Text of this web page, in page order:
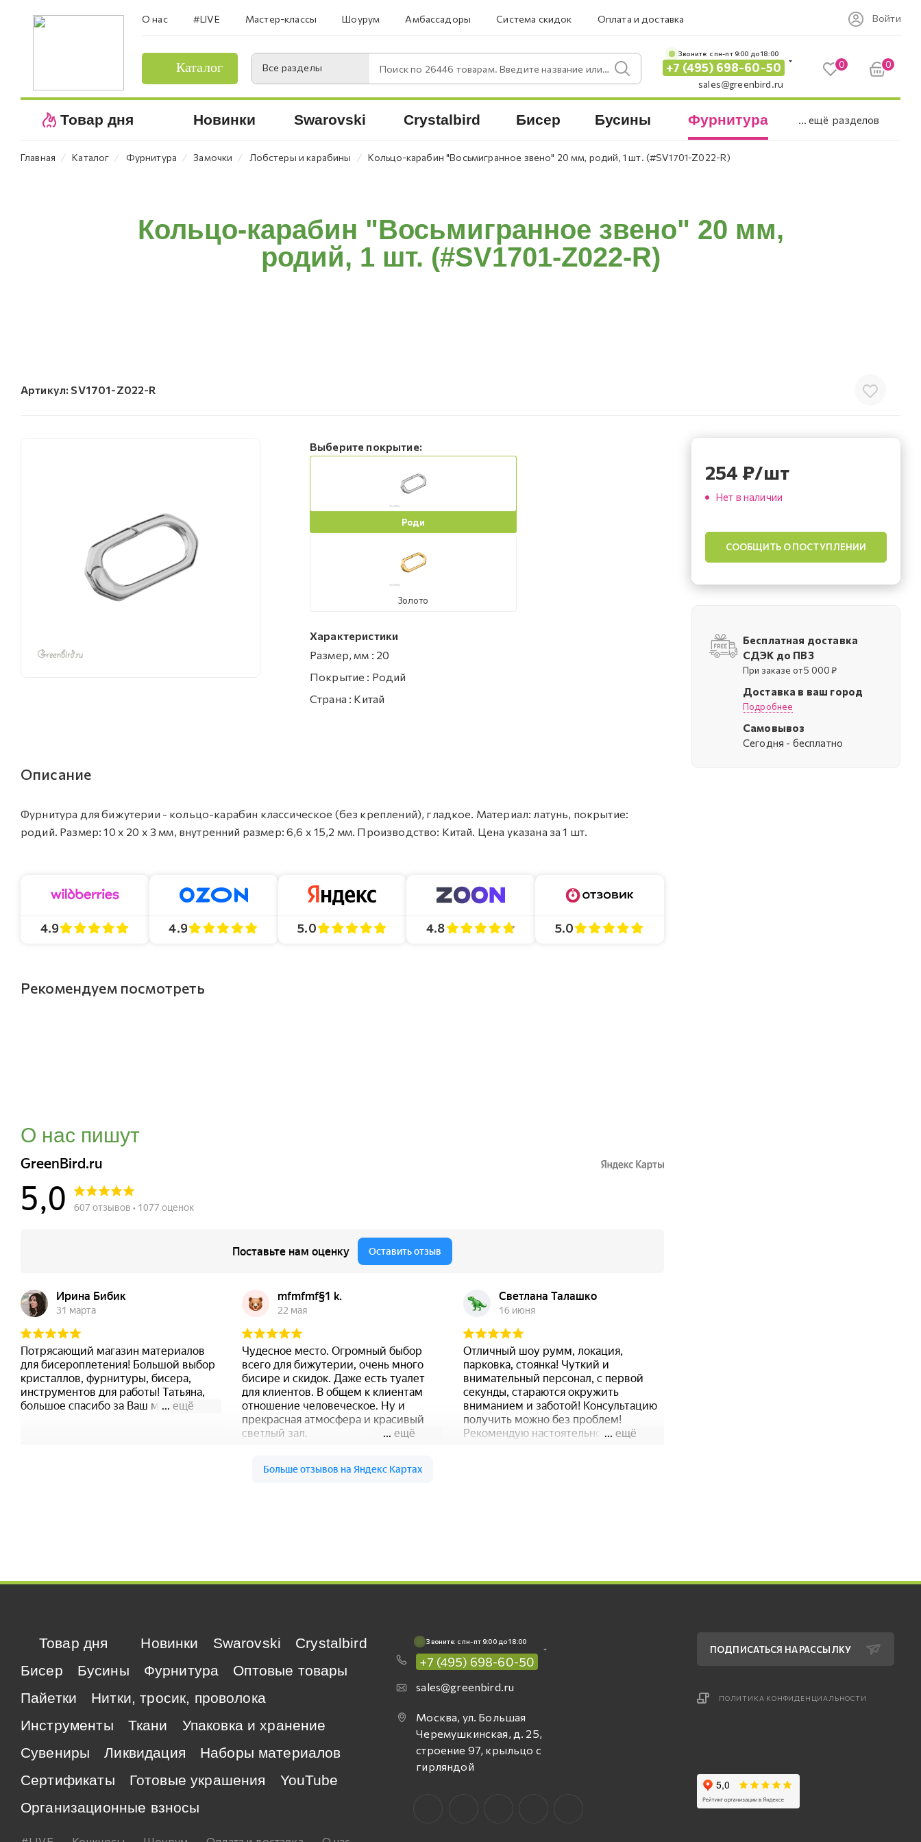
О нас #LIVE Мастер-классы Шоурум Амбассадоры Система скидок Оплата и доставка Войти
Каталог Все разделы Поиск по 26446 товарам. Введите название или артикул.
Звоните: c пн-пт 9:00 до 18:00
+7 (495) 698-60-50
sales@greenbird.ru
0 0
Товар дня Новинки Swarovski Crystalbird Бисер Бусины Фурнитура ... ещё разделов
Главная ⁄ Каталог ⁄ Фурнитура ⁄ Замочки ⁄ Лобстеры и карабины ⁄ Кольцо-карабин "Восьмигранное звено" 20 мм, родий, 1 шт. (#SV1701-Z022-R)
Кольцо-карабин "Восьмигранное звено" 20 мм,
родий, 1 шт. (#SV1701-Z022-R)
Артикул: SV1701-Z022-R
Выберите покрытие:
Роди
Золото
Характеристики
Размер, мм : 20
Покрытие : Родий
Страна : Китай
Описание
Фурнитура для бижутерии - кольцо-карабин классическое (без креплений), гладкое. Материал: латунь, покрытие:
родий. Размер: 10 х 20 х 3 мм, внутренний размер: 6,6 х 15,2 мм. Производство: Китай. Цена указана за 1 шт.
4.9 4.9 5.0 4.8 5.0
Рекомендуем посмотреть
О нас пишут
254 ₽/шт
Нет в наличии
СООБЩИТЬ О ПОСТУПЛЕНИИ
Бесплатная доставка
СДЭК до ПВЗ
При заказе от 5 000 ₽
Доставка в ваш город
Подробнее
Самовывоз
Cегодня - бесплатно
Товар дня Новинки Swarovski
Crystalbird
Бисер
Бусины Фурнитура
Оптовые товары
Пайетки
Нитки, тросик, проволока
Инструменты
Ткани
Упаковка и хранение
Сувениры
Ликвидация
Наборы материалов
Сертификаты
Готовые украшения
YouTube
Организационные взносы
Звоните: c пн-пт 9:00 до 18:00
+7 (495) 698-60-50
sales@greenbird.ru
Москва, ул. Большая
Черемушкинская, д. 25,
строение 97, крыльцо с
гирляндой
ПОДПИСАТЬСЯ НА РАССЫЛКУ
ПОЛИТИКА КОНФИДЕНЦИАЛЬНОСТИ